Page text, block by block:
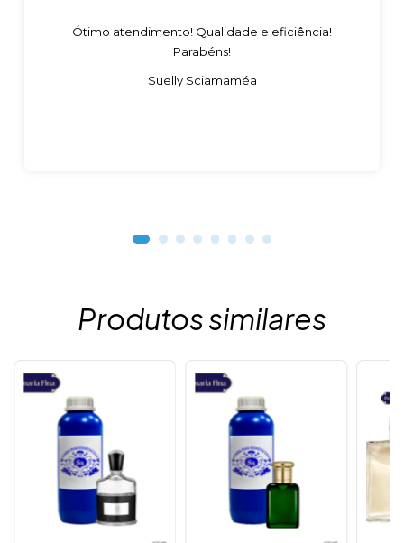
Ótimo atendimento! Qualidade e eficiência!
Parabéns!
Suelly Sciamaméa
Produtos similares